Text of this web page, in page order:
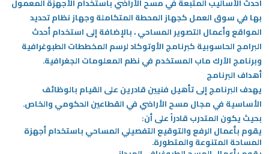
احدث الأساليب المتبعة في مسح الأراضي باستخدام الأجهزة المعمول
بها في سوق العمل كجهاز المحطة المتكاملة وجهاز نظام تحديد
المواقع وأعمال التصوير المساحي ، بالإضافة إلى استخدام أحدث
البرامج الحاسوبية كبرنامج الأوتوكاد لرسم المخططات الطبوغرافية
وبرنامج الآرك ماب المستخدم في نظم المعلومات الجغرافية.
أهداف البرنامج
يهدف البرنامج إلى تأهيل فنيين قادرين على القيام بالوظائف
الأساسية في مجال مسح الأراضي في القطاعين الحكومي والخاص.
بحيث يكون المتدرب قادراً على أن:
يقوم بأعمال الرفع والتوقيع التفصيلي المساحي باستخدام أجهزة
المساحة المتنوعة والمتطورة.